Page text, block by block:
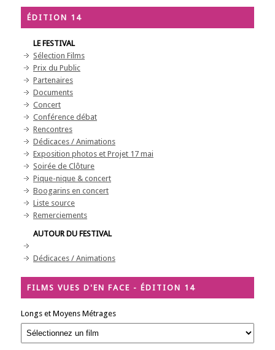
ÉDITION 14
LE FESTIVAL
Sélection Films
Prix du Public
Partenaires
Documents
Concert
Conférence débat
Rencontres
Dédicaces / Animations
Exposition photos et Projet 17 mai
Soirée de Clôture
Pique-nique & concert
Boogarins en concert
Liste source
Remerciements
AUTOUR DU FESTIVAL
Dédicaces / Animations
FILMS VUES D'EN FACE - ÉDITION 14
Longs et Moyens Métrages